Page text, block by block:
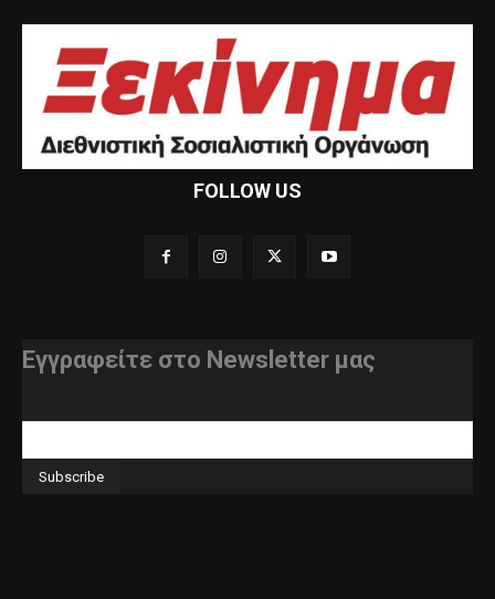
FOLLOW US
Εγγραφείτε στο Newsletter μας